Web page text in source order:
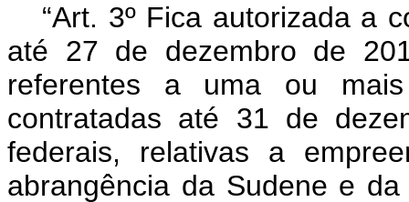
“Art. 3º Fica autorizada a
até 27 de dezembro de
referentes a uma ou
contratadas até 31 de
federais, relativas a
abrangência da Sudene e